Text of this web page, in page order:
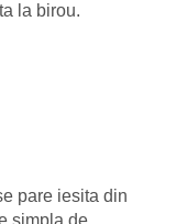
la birou.
pare iesita din